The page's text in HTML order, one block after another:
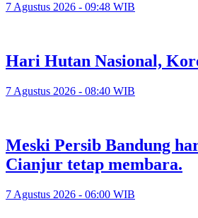
7 Agustus 2026 - 09:48 WIB
Hari Hutan Nasional,
7 Agustus 2026 - 08:40 WIB
Meski Persib Bandung
Cianjur tetap membara.
7 Agustus 2026 - 06:00 WIB